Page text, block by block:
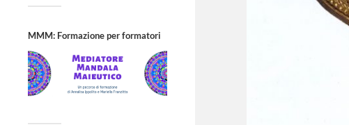
MMM: Formazione per formatori